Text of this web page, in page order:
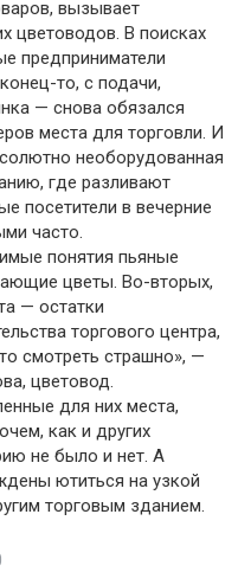
вызывает
цветоводов. В поисках
предприниматели
то, с подачи,
— снова обязался
места для торговли. И
необорудованная
где разливают
посетители в вечерние
часто.
понятия пьяные
цветы. Во-вторых,
— остатки
торгового центра,
смотреть страшно», —
цветовод.
для них места,
как и других
не было и нет. А
ютиться на узкой
торговым зданием.